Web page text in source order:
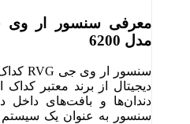
مدل 6200
دیجیتال از برند معتبر
دندان‌ها و بافت‌های
سنسور به عنوان یک سیستم